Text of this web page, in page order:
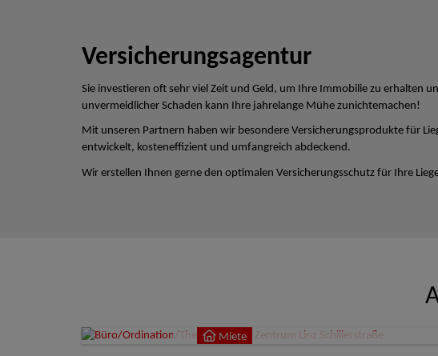
Versicherungsagentur
Sie investieren oft sehr viel Zeit und Geld, um Ihre Immobilie zu erhalten
unvermeidlicher Schaden kann Ihre jahrelange Mühe zunichtemachen!
Mit unseren Partnern haben wir besondere Versicherungsprodukte für
entwickelt, kosteneffizient und umfangreich abdeckend.
Wir erstellen Ihnen gerne den optimalen Versicherungsschutz für Ihre
Miete